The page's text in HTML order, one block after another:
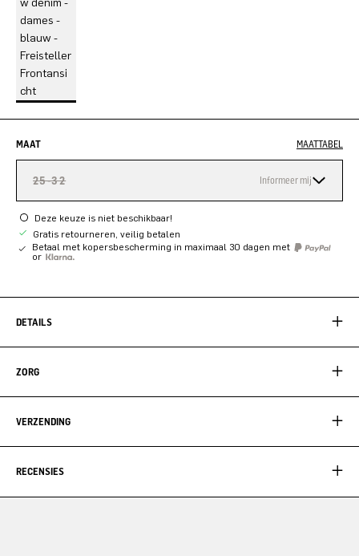
MAAT MAATTABEL
25-32 Informeer mij
Deze keuze is niet beschikbaar!
Gratis retourneren, veilig betalen
Betaal met kopersbescherming in maximaal 30 dagen met
or
DETAILS
ZORG
VERZENDING
RECENSIES